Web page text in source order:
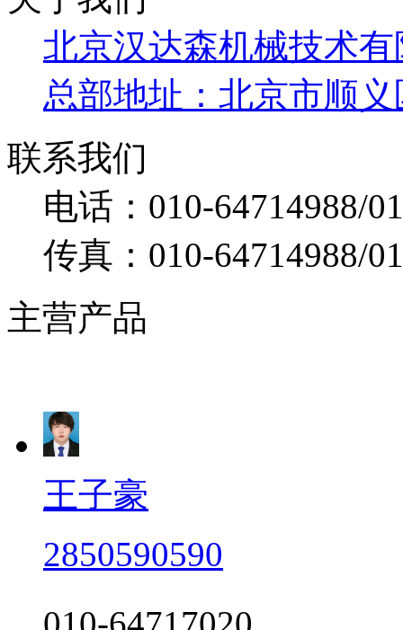
关于我们
北京汉达森机械技术
总部地址：北京市顺
电话：010-64714988/
传真：010-64714988/
主营产品